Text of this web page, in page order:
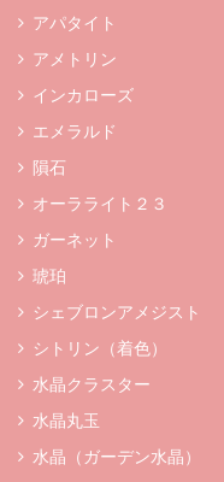
アパタイト
アメトリン
インカローズ
エメラルド
隕石
オーラライト２３
ガーネット
琥珀
シェブロンアメジスト
シトリン（着色）
水晶クラスター
水晶丸玉
水晶（ガーデン水晶）